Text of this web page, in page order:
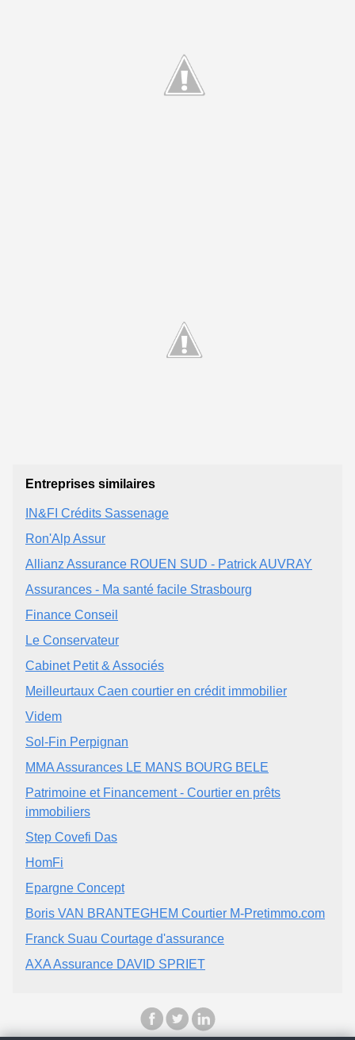
Entreprises similaires
IN&FI Crédits Sassenage
Ron'Alp Assur
Allianz Assurance ROUEN SUD - Patrick AUVRAY
Assurances - Ma santé facile Strasbourg
Finance Conseil
Le Conservateur
Cabinet Petit & Associés
Meilleurtaux Caen courtier en crédit immobilier
Videm
Sol-Fin Perpignan
MMA Assurances LE MANS BOURG BELE
Patrimoine et Financement - Courtier en prêts
immobiliers
Step Covefi Das
HomFi
Epargne Concept
Boris VAN BRANTEGHEM Courtier M-Pretimmo.com
Franck Suau Courtage d'assurance
AXA Assurance DAVID SPRIET